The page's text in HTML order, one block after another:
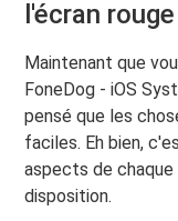
l'écran
Maintenant que
FoneDog - iOS
pensé que les
faciles. Eh bien,
aspects de chaque
disposition.